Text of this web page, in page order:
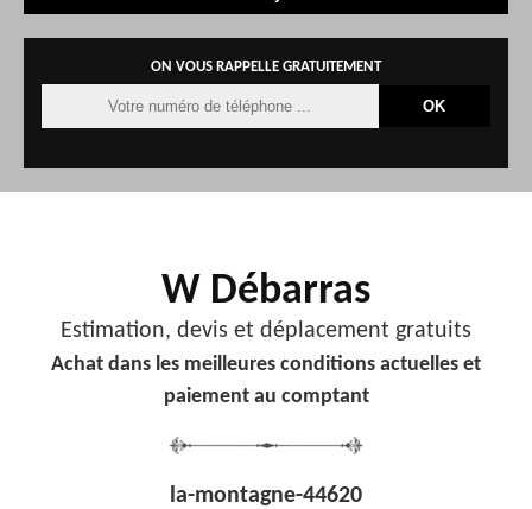
ON VOUS RAPPELLE GRATUITEMENT
W Débarras
Estimation, devis et déplacement gratuits
Achat dans les meilleures conditions actuelles et
paiement au comptant
la-montagne-44620